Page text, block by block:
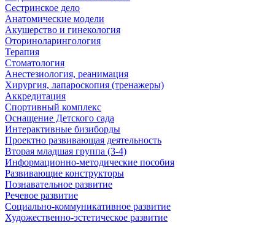
Сестринское дело
Анатомические модели
Акушерство и гинекология
Оториноларингология
Терапия
Стоматология
Анестезиология, реанимация
Хирургия, лапароскопия (тренажеры)
Аккредитация
Спортивный комплекс
Оснащение Детского сада
Интерактивные бизиборды
Проектно развивающая деятельность
Вторая младшая группа (3-4)
Информационно-методические пособия
Развивающие конструкторы
Познавательное развитие
Речевое развитие
Социально-коммуникативное развитие
Художественно-эстетическое развитие